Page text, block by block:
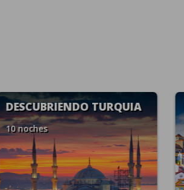
MADRID,
MARRUECOS
14 noches